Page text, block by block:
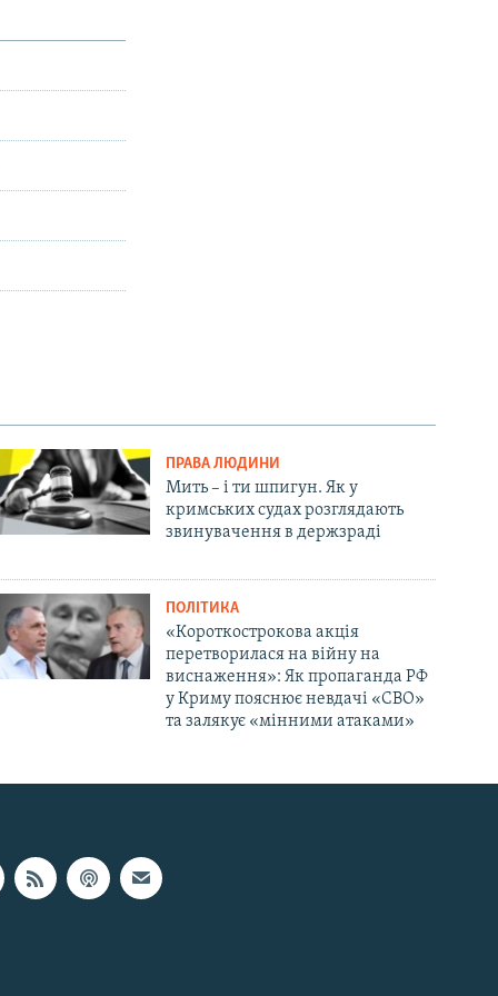
ПРАВА ЛЮДИНИ
Мить – і ти шпигун. Як у
кримських судах розглядають
звинувачення в держзраді
ПОЛІТИКА
«Короткострокова акція
перетворилася на війну на
виснаження»: Як пропаганда РФ
у Криму пояснює невдачі «СВО»
та залякує «мінними атаками»